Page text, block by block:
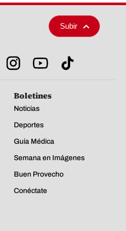
Subir
Boletines
Noticias
Deportes
Guía Médica
Semana en Imágenes
Buen Provecho
Conéctate